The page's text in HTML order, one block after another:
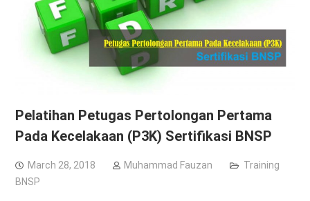
Pelatihan Petugas Pertolongan Pertama
Pada Kecelakaan (P3K) Sertifikasi BNSP
March 28, 2018 Muhammad Fauzan
Training
BNSP